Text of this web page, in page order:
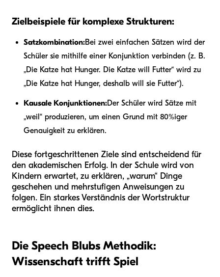
Zielbeispiele für komplexe Strukturen:
Satzkombination:Bei zwei einfachen Sätzen wird der
Schüler sie mithilfe einer Konjunktion verbinden (z. B.
„Die Katze hat Hunger. Die Katze will Futter“ wird zu
„Die Katze hat Hunger, deshalb will sie Futter“).
Kausale Konjunktionen:Der Schüler wird Sätze mit
„weil“ produzieren, um einen Grund mit 80%iger
Genauigkeit zu erklären.
Diese fortgeschrittenen Ziele sind entscheidend für
den akademischen Erfolg. In der Schule wird von
Kindern erwartet, zu erklären, „warum“ Dinge
geschehen und mehrstufigen Anweisungen zu
folgen. Ein starkes Verständnis der Wortstruktur
ermöglicht ihnen dies.
Die Speech Blubs Methodik:
Wissenschaft trifft Spiel